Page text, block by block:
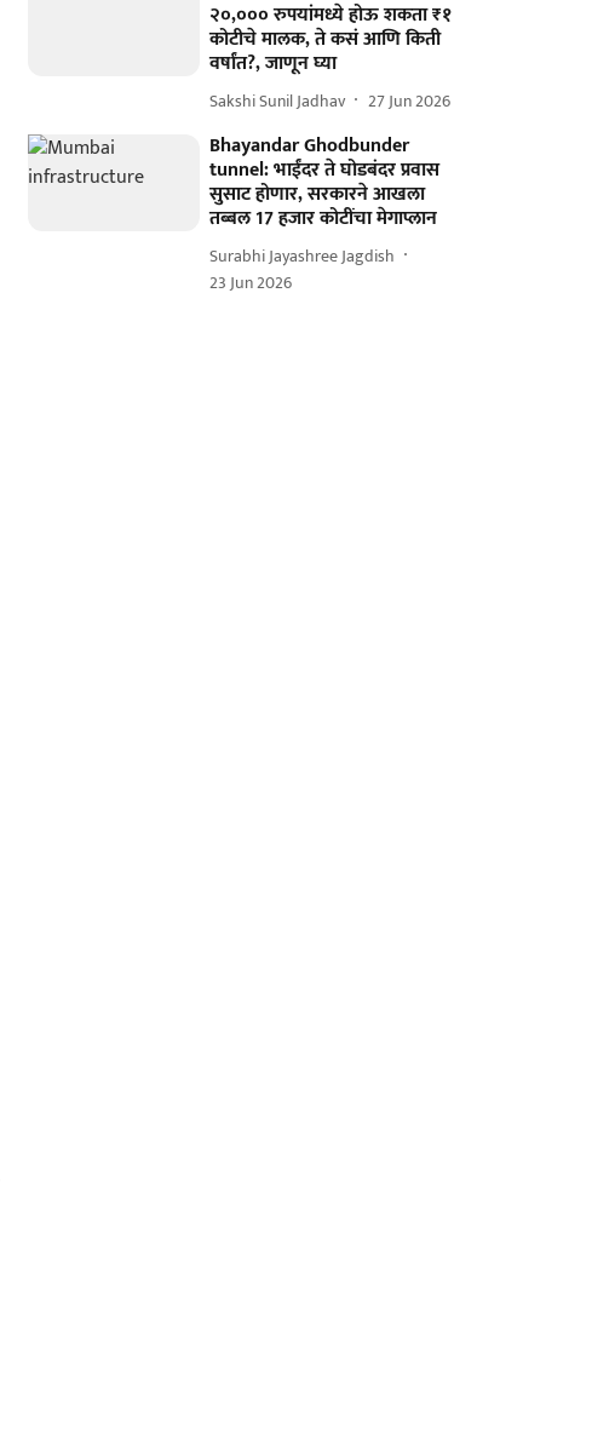
२०,००० रुपयांमध्ये होऊ शकता ₹१
कोटीचे मालक, ते कसं आणि किती
वर्षांत?, जाणून घ्या
Sakshi Sunil Jadhav 27 Jun 2026
Bhayandar Ghodbunder
tunnel: भाईंदर ते घोडबंदर प्रवास
सुसाट होणार, सरकारने आखला
तब्बल 17 हजार कोटींचा मेगाप्लान
Surabhi Jayashree Jagdish
23 Jun 2026